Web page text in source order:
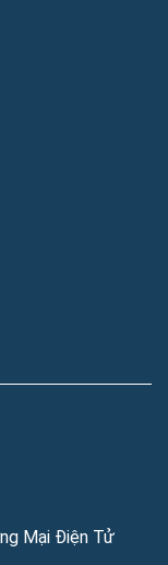
Mại Điện Tử